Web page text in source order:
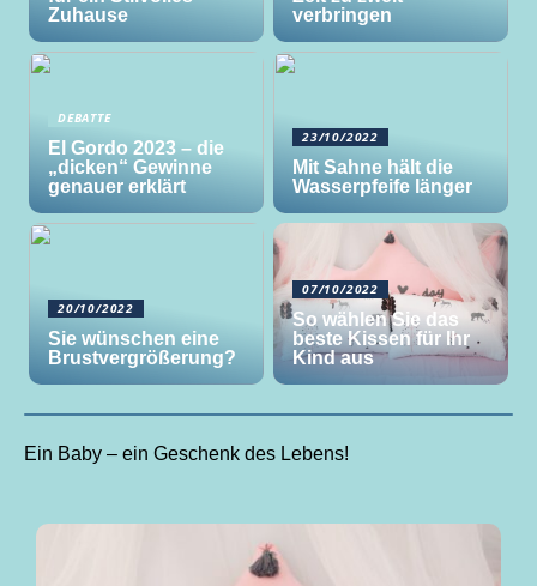
Zuhause
verbringen
DEBATTE
El Gordo 2023 – die
„dicken“ Gewinne
genauer erklärt
23/10/2022
Mit Sahne hält die
Wasserpfeife länger
20/10/2022
Sie wünschen eine
Brustvergrößerung?
07/10/2022
So wählen Sie das
beste Kissen für Ihr
Kind aus
Ein Baby – ein Geschenk des Lebens!